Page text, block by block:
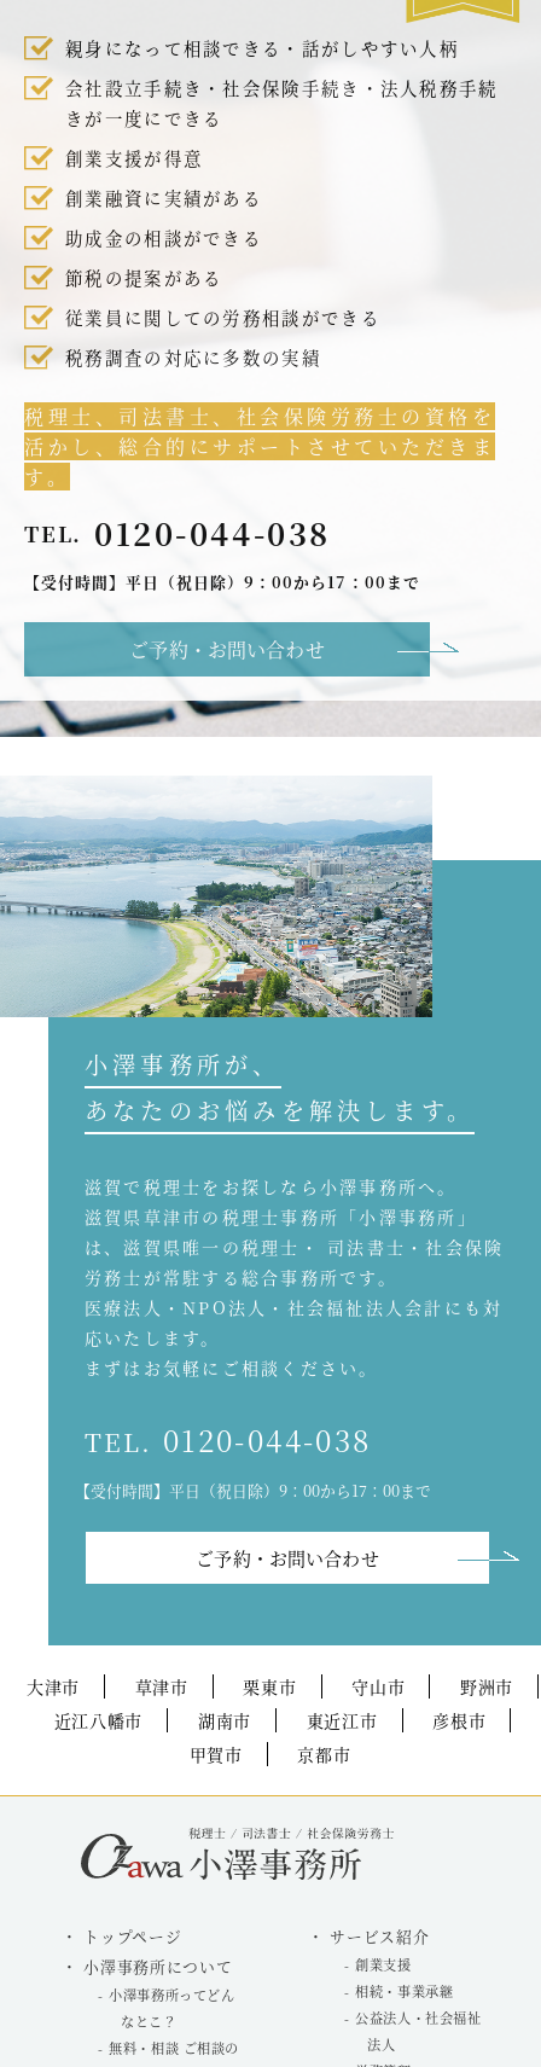
親身になって相談できる・話がしやすい人柄
会社設立手続き・社会保険手続き・法人税務手続
きが一度にできる
創業支援が得意
創業融資に実績がある
助成金の相談ができる
節税の提案がある
従業員に関しての労務相談ができる
税務調査の対応に多数の実績
税理士、司法書士、社会保険労務士の資格を
活かし、総合的にサポートさせていただきま
す。
TEL. 0120-044-038
【受付時間】平日（祝日除）9：00から17：00まで
ご予約・お問い合わせ
小澤事務所が、
あなたのお悩みを解決します。
滋賀で税理士をお探しなら小澤事務所へ。
滋賀県草津市の税理士事務所「小澤事務所」
は、滋賀県唯一の税理士・ 司法書士・社会保険
労務士が常駐する総合事務所です。
医療法人・NPO法人・社会福祉法人会計にも対
応いたします。
まずはお気軽にご相談ください。
TEL. 0120-044-038
【受付時間】平日（祝日除）9：00から17：00まで
ご予約・お問い合わせ
大津市 草津市 栗東市 守山市
野洲市
近江八幡市
湖南市 東近江市
彦根市
甲賀市
京都市
トップページ
小澤事務所について
小澤事務所ってどん
なとこ？
無料・相談 ご相談の
サービス紹介
創業支援
相続・事業承継
公益法人・社会福祉
法人